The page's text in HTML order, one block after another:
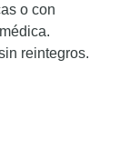
o con
reintegros.